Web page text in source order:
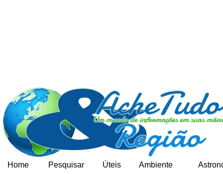
Home Pesquisar Úteis Ambiente